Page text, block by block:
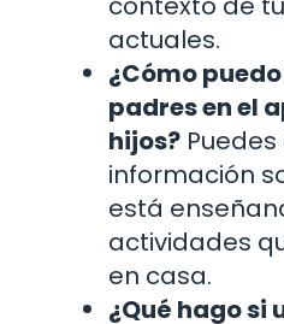
actuales.
¿Cómo
padres en el
hijos?
información
está
actividades
en casa.
¿Qué hago si